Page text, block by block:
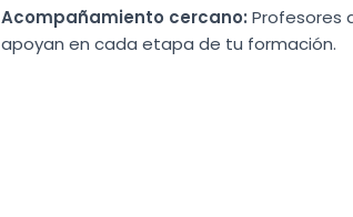
Acompañamiento cercano: Profesores
apoyan en cada etapa de tu formación.